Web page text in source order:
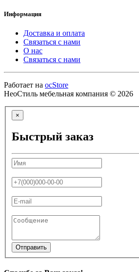
Информация
Доставка и оплата
Связаться с нами
О нас
Связаться с нами
Работает на ocStore
НеоСтиль мебельная компания © 2026
×
Быстрый заказ
Отправить